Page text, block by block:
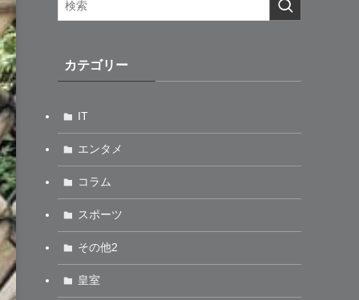
カテゴリー
IT
エンタメ
コラム
スポーツ
その他2
皇室